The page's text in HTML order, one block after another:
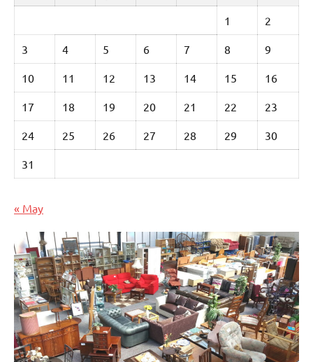
1 2
3 4 5 6 7 8 9
10 11 12 13 14 15 16
17 18 19 20 21 22 23
24 25 26 27 28 29 30
31
« May